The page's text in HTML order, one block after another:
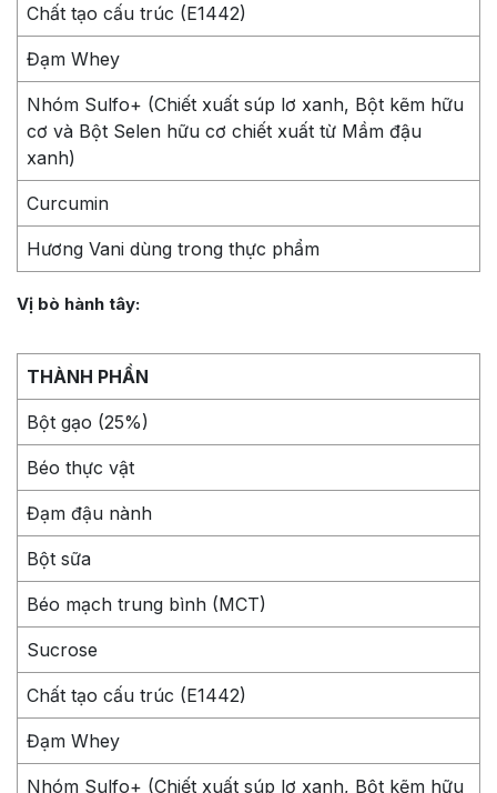
Chất tạo cấu trúc (E1442)
Đạm Whey
Nhóm Sulfo+ (Chiết xuất súp lơ xanh, Bột kẽm hữu
cơ và Bột Selen hữu cơ chiết xuất từ Mầm đậu
xanh)
Curcumin
Hương Vani dùng trong thực phẩm
Vị bò hành tây:
THÀNH PHẦN
Bột gạo (25%)
Béo thực vật
Đạm đậu nành
Bột sữa
Béo mạch trung bình (MCT)
Sucrose
Chất tạo cấu trúc (E1442)
Đạm Whey
Nhóm Sulfo+ (Chiết xuất súp lơ xanh, Bột kẽm hữu